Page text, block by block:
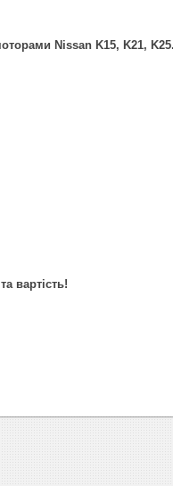
Nissan K15, K21, K25.
вартість!